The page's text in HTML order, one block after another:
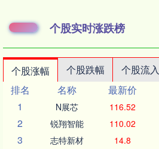
个股实时涨跌榜
个股涨幅 个股跌幅 个股流入
排名
名称 最新价
1
N展芯 116.52
2 锐翔智能 110.02
3 志特新材 14.8